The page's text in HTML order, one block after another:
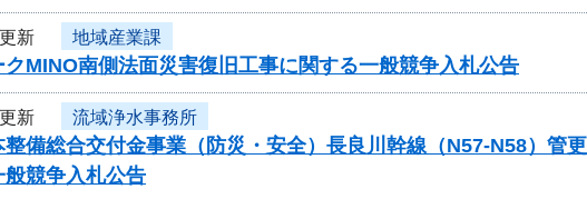
新 地域産業課
MINO南側法面災害復旧工事に関する一般競争入札公告
新 流域浄水事務所
備総合交付金事業（防災・安全）長良川幹線（N57-N58）管
競争入札公告